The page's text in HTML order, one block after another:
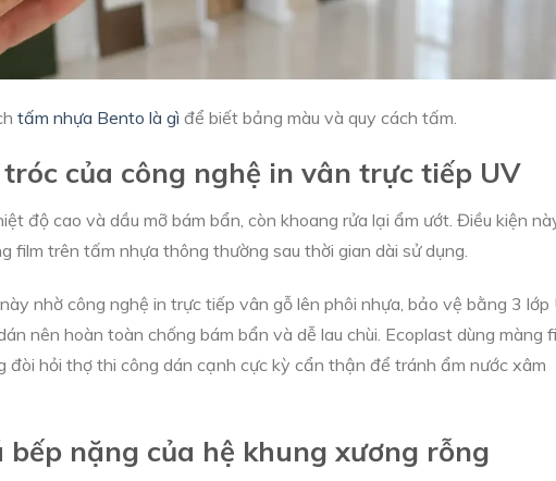
tấm nhựa Bento là gì để biết bảng màu và quy cách tấm.
của công nghệ in vân trực tiếp UV
độ cao và dầu mỡ bám bẩn, còn khoang rửa lại ẩm ướt. Điều kiện
film trên tấm nhựa thông thường sau thời gian dài sử dụng.
nhờ công nghệ in trực tiếp vân gỗ lên phôi nhựa, bảo vệ bằng 3 lớp
nên hoàn toàn chống bám bẩn và dễ lau chùi. Ecoplast dùng màng
đòi hỏi thợ thi công dán cạnh cực kỳ cẩn thận để tránh ẩm nước xâm
bếp nặng của hệ khung xương rỗng